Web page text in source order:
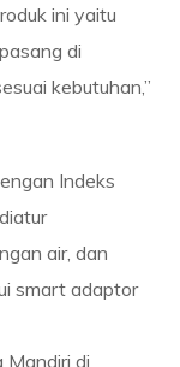
ini yaitu
di
kebutuhan,”
Indeks
air, dan
smart adaptor
Mandiri di